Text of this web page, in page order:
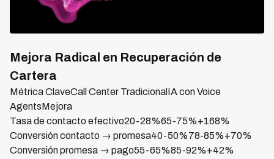
Mejora Radical en Recuperación de
Cartera
Métrica ClaveCall Center TradicionalIA con Voice
AgentsMejora
Tasa de contacto efectivo20-28%65-75%+168%
Conversión contacto → promesa40-50%78-85%+70%
Conversión promesa → pago55-65%85-92%+42%